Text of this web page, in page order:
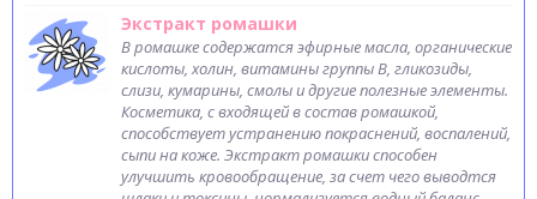
Экстракт ромашки
В ромашке содержатся эфирные масла, органические
кислоты, холин, витамины группы B, гликозиды,
слизи, кумарины, смолы и другие полезные элементы.
Косметика, с входящей в состав ромашкой,
способствует устранению покраснений, воспалений,
сыпи на коже. Экстракт ромашки способен
улучшить кровообращение, за счет чего выводтся